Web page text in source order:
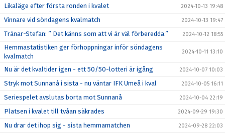
Likaläge efter första ronden i kvalet 2024-10-13 19:48
Vinnare vid söndagens kvalmatch 2024-10-13 19:47
Tränar-Stefan: ” Det känns som att vi är väl förberedda.” 2024-10-12 18:55
Hemmastatistiken ger förhoppningar inför söndagens
kvalmatch
2024-10-11 13:10
Nu är det kvaltider igen - ett 50/50-lotteri är igång 2024-10-07 10:03
Stryk mot Sunnanå i sista - nu väntar IFK Umeå i kval 2024-10-05 16:11
Seriespelet avslutas borta mot Sunnanå 2024-10-04 22:19
Platsen i kvalet till tvåan säkrades 2024-09-29 19:30
Nu drar det ihop sig - sista hemmamatchen 2024-09-28 22:03